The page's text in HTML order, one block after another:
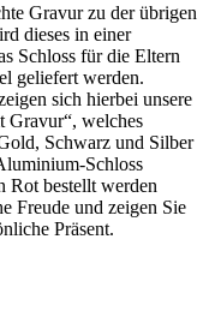
Gravur zu der übrigen
dieses in einer
Schloss für die Eltern
geliefert werden.
sich hierbei unsere
Gravur“, welches
Schwarz und Silber
Schloss
Rot bestellt werden
Freude und zeigen Sie
Präsent.